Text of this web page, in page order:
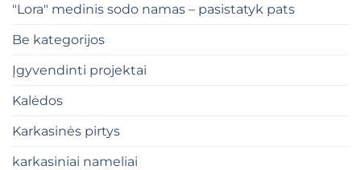
"Lora" medinis sodo namas – pasistatyk pats
Be kategorijos
Įgyvendinti projektai
Kalėdos
Karkasinės pirtys
karkasiniai nameliai